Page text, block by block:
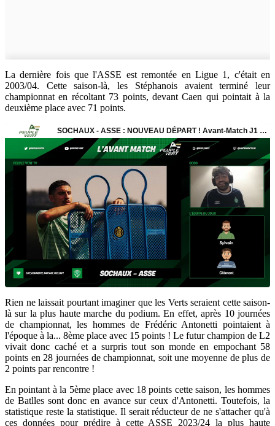
La dernière fois que l'ASSE est remontée en Ligue 1, c'était en
2003/04. Cette saison-là, les Stéphanois avaient terminé leur
championnat en récoltant 73 points, devant Caen qui pointait à la
deuxième place avec 71 points.
Rien ne laissait pourtant imaginer que les Verts seraient cette saison-
là sur la plus haute marche du podium. En effet, après 10 journées
de championnat, les hommes de Frédéric Antonetti pointaient à
l'époque à la... 8ème place avec 15 points ! Le futur champion de L2
vivait donc caché et a surpris tout son monde en empochant 58
points en 28 journées de championnat, soit une moyenne de plus de
2 points par rencontre !
En pointant à la 5ème place avec 18 points cette saison, les hommes
de Batlles sont donc en avance sur ceux d'Antonetti. Toutefois, la
statistique reste la statistique. Il serait réducteur de ne s'attacher qu'à
ces données pour prédire à cette ASSE 2023/24 la plus haute